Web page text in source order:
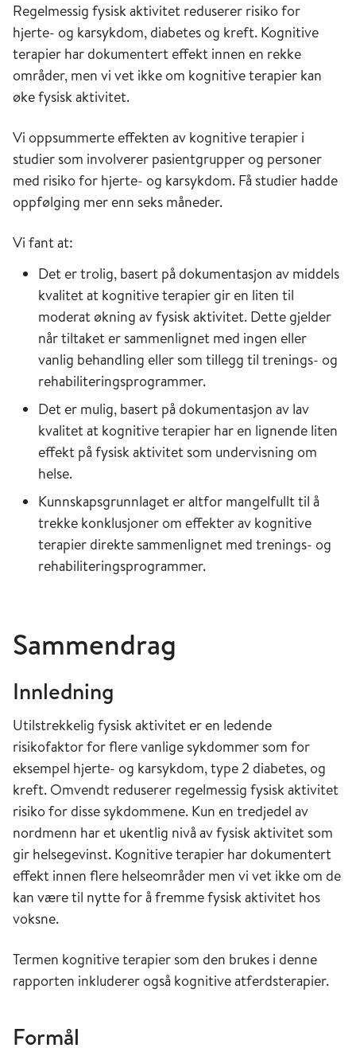
Regelmessig fysisk aktivitet reduserer risiko for
hjerte- og karsykdom, diabetes og kreft. Kognitive
terapier har dokumentert effekt innen en rekke
områder, men vi vet ikke om kognitive terapier kan
øke fysisk aktivitet.
Vi oppsummerte effekten av kognitive terapier i
studier som involverer pasientgrupper og personer
med risiko for hjerte- og karsykdom. Få studier hadde
oppfølging mer enn seks måneder.
Vi fant at:
Det er trolig, basert på dokumentasjon av middels
kvalitet at kognitive terapier gir en liten til
moderat økning av fysisk aktivitet. Dette gjelder
når tiltaket er sammenlignet med ingen eller
vanlig behandling eller som tillegg til trenings- og
rehabiliteringsprogrammer.
Det er mulig, basert på dokumentasjon av lav
kvalitet at kognitive terapier har en lignende liten
effekt på fysisk aktivitet som undervisning om
helse.
Kunnskapsgrunnlaget er altfor mangelfullt til å
trekke konklusjoner om effekter av kognitive
terapier direkte sammenlignet med trenings- og
rehabiliteringsprogrammer.
Sammendrag
Innledning
Utilstrekkelig fysisk aktivitet er en ledende
risikofaktor for flere vanlige sykdommer som for
eksempel hjerte- og karsykdom, type 2 diabetes, og
kreft. Omvendt reduserer regelmessig fysisk aktivitet
risiko for disse sykdommene. Kun en tredjedel av
nordmenn har et ukentlig nivå av fysisk aktivitet som
gir helsegevinst. Kognitive terapier har dokumentert
effekt innen flere helseområder men vi vet ikke om de
kan være til nytte for å fremme fysisk aktivitet hos
voksne.
Termen kognitive terapier som den brukes i denne
rapporten inkluderer også kognitive atferdsterapier.
Formål